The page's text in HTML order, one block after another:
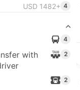
USD 1482+ 4
4
with
2
2